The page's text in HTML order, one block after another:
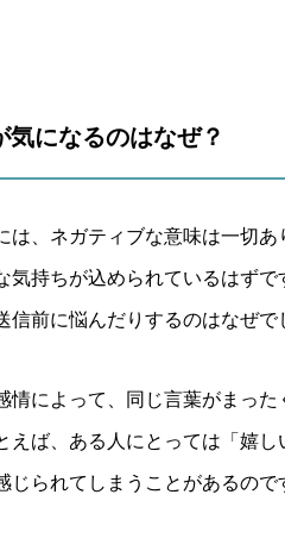
になるのはなぜ？
は、ネガティブな意味は一切
持ちが込められているはずで
前に悩んだりするのはなぜで
情によって、同じ言葉がまっ
えば、ある人にとっては「嬉
られてしまうことがあるので